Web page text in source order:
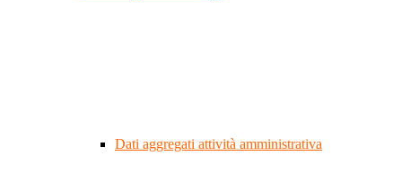
Dati aggregati attività amministrativa